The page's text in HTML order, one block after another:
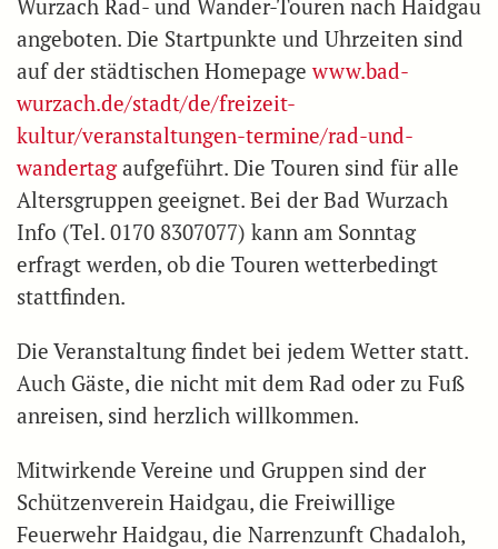
Wurzach Rad- und Wander-Touren nach Haidgau
angeboten. Die Startpunkte und Uhrzeiten sind
auf der städtischen Homepagewww.bad-
wurzach.de/stadt/de/freizeit-
kultur/veranstaltungen-termine/rad-und-
wandertagaufgeführt. Die Touren sind für alle
Altersgruppen geeignet. Bei der Bad Wurzach
Info (Tel. 0170 8307077) kann am Sonntag
erfragt werden, ob die Touren wetterbedingt
stattfinden.
Die Veranstaltung findet bei jedem Wetter statt.
Auch Gäste, die nicht mit dem Rad oder zu Fuß
anreisen, sind herzlich willkommen.
Mitwirkende Vereine und Gruppen sind der
Schützenverein Haidgau, die Freiwillige
Feuerwehr Haidgau, die Narrenzunft Chadaloh,